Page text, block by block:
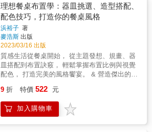
&✓懂得體貼與珍惜他人，願意付出，並獲得溫
暖的友誼 & & &不論從事什麼行業、屬於哪
個年齡層，與少量且優質的物品為伍，與自己
簡單且快樂的心靈為伴，盡情揮灑磨練出來的
感性，並且以細心與體貼對待物品與人際關
係，如此一來，每一天的生活，都會是美好的
時光。& & & &如何讓生活簡單但又有質感?&
& && 本書從7個面向提供以下訣竅: &bull;謹
用& & & &bull;使用優質物品，整個人生與外表
都會更美麗 &bull;空間變美了，人就會變漂
亮 &bull;購置小型家具要以使用一輩子為目
標& & & &&bull;別把自己不感興趣的物品擺在
身邊& & &&&bull;擁有的東西無須太多。只要
繪方式記錄到訪的咖啡館，2022年更在日本東
京、福岡、札幌舉辦個展，獨立出版以「手繪
咖啡館」為主題的《スケッチで巡るカフェの
旅》系列書。 從設計師及經營者的眼光出發，
觀察店家打造空間的用心之處，將材質到設計
細部、器皿到菜單等，轉化為療癒人心的畫
作。 除了精選62家人氣咖啡館，包含社區型的
在地店鋪Kissa laundry 、來自挪威的品牌
FUGLEN TOKYO、位於大稻埕的菸花
Op.118.2等之外，更展示出店家的獨門菜單與
&times;東京〕咖啡館聖地巡禮。 本書特色 ✦
以咖啡館的幕後故事，道出鮮活生動的日常。
✦人氣甜點與咖啡食譜等花絮特輯，給你全新
理想餐桌布置學：器皿挑選、造型搭配、
配色技巧，打造你的餐桌風格
浜裕子 著
麥浩斯 出版
2023/03/16 出版
質感生活從餐桌開始， 從主題發想、規畫、器
皿搭配到布置訣竅， 輕鬆掌握布置比例與視覺
配色， 打造完美的風格饗宴。 & 營造傑出的餐
敏銳度，要蒐集有質感的器皿&hellip;&hellip;，
但是餐桌布置也要有知識和技術才能成立， 作
者將透過本書，不藏私分享所有知識和技巧：
9 折 特價 522 元
加入購物車